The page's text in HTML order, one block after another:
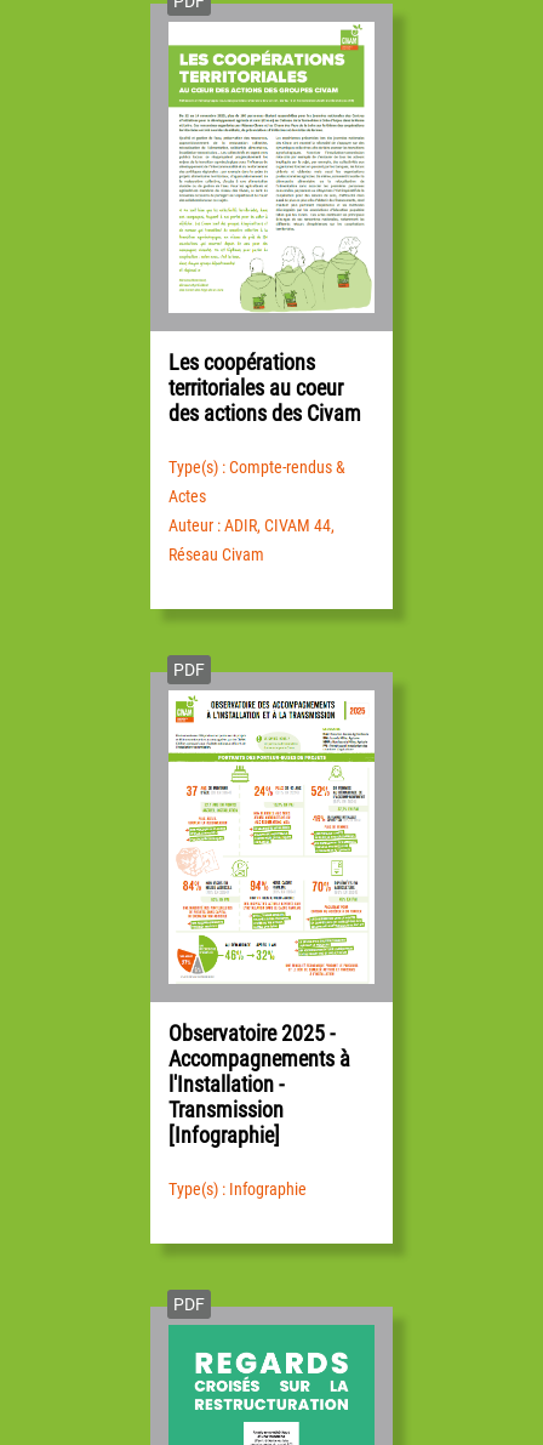
Les coopérations
territoriales au coeur
des actions des Civam
Type(s) : Compte-rendus &
Actes
Auteur : ADIR, CIVAM 44,
Réseau Civam
PDF
Observatoire 2025 -
Accompagnements à
l'Installation -
Transmission
[Infographie]
Type(s) : Infographie
PDF